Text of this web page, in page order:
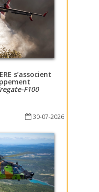
s’associent
F100
30-07-2026